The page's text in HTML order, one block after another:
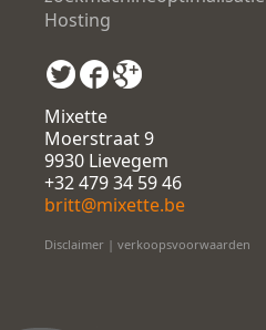
Hosting
Mixette
Moerstraat 9
9930 Lievegem
+32 479 34 59 46
britt@mixette.be
Disclaimer | verkoopsvoorwaarden